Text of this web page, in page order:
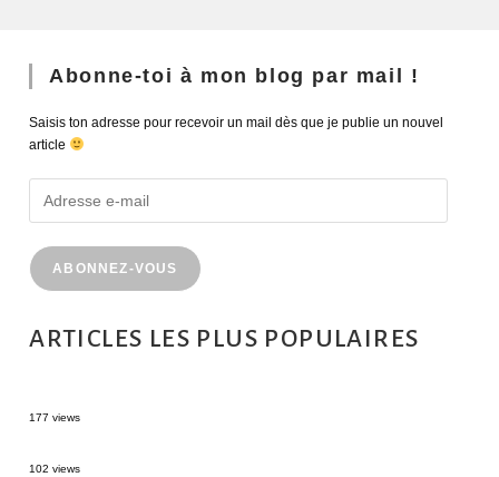
Abonne-toi à mon blog par mail !
Saisis ton adresse pour recevoir un mail dès que je publie un nouvel
article
ABONNEZ-VOUS
ARTICLES LES PLUS POPULAIRES
177 views
102 views